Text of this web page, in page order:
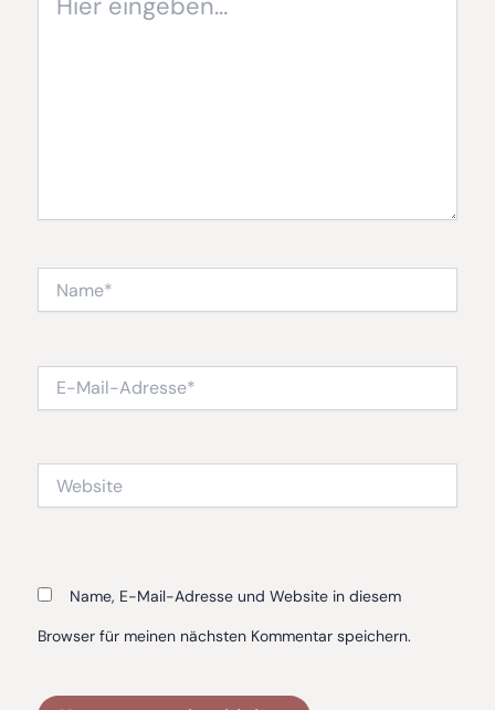
eingeben…
Mail-
Name, E-Mail-Adresse und Website in diesem
Browser für meinen nächsten Kommentar speichern.